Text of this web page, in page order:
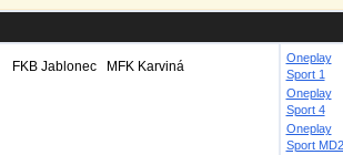
FKB Jablonec MFK Karviná
Oneplay
Sport 1
Oneplay
Sport 4
Oneplay
Sport MD2